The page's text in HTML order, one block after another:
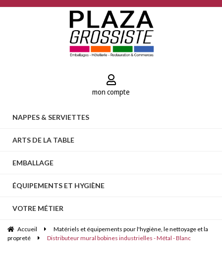
mon compte
NAPPES & SERVIETTES
ARTS DE LA TABLE
EMBALLAGE
ÉQUIPEMENTS ET HYGIÈNE
VOTRE MÉTIER
Accueil
Matériels et équipements pour l'hygiène, le nettoyage et la
propreté
Distributeur mural bobines industrielles - Métal - Blanc